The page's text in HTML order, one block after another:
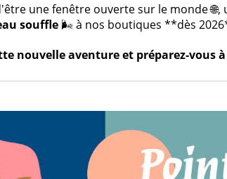
une fenêtre ouverte sur le monde
souffle🌬️ à nos boutiques **dès
nouvelle aventure et préparez-vous